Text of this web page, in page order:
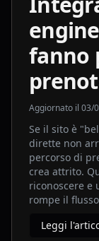
fanno
Aggiornato il 03/
Se il sito è
dirette non
percorso di
crea attrito.
riconoscere e
rompe il
Leggi